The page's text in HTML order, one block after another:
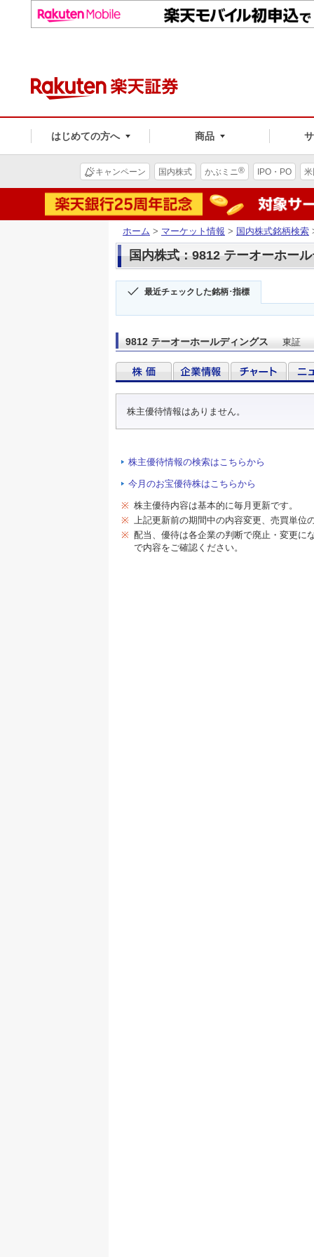
はじめての方へ 商品
キャンペーン 国内株式 かぶミニ® IPO・PO
ホーム > マーケット情報 > 国内株式銘柄検索
国内株式：9812 テーオーホー
最近チェックした銘柄･指標
9812 テーオーホールディングス 東証
株主優待情報はありません。
株主優待情報の検索はこちらから
今月のお宝優待株はこちらから
※ 株主優待内容は基本的に毎月更新です。
※ 上記更新前の期間中の内容変更、売買単位
※ 配当、優待は各企業の判断で廃止・変更に
で内容をご確認ください。